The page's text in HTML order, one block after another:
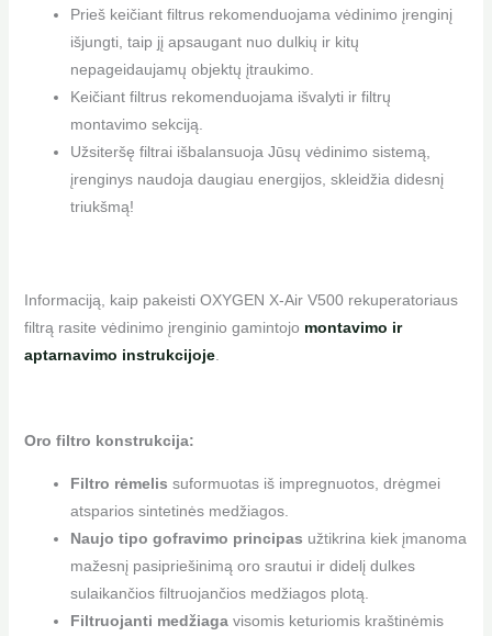
Prieš keičiant filtrus rekomenduojama vėdinimo įrenginį
išjungti, taip jį apsaugant nuo dulkių ir kitų
nepageidaujamų objektų įtraukimo.
Keičiant filtrus rekomenduojama išvalyti ir filtrų
montavimo sekciją.
Užsiteršę filtrai išbalansuoja Jūsų vėdinimo sistemą,
įrenginys naudoja daugiau energijos, skleidžia didesnį
triukšmą!
Informaciją, kaip pakeisti OXYGEN X-Air V500 rekuperatoriaus
filtrą rasite vėdinimo įrenginio gamintojo montavimo ir
aptarnavimo instrukcijoje.
Oro filtro konstrukcija:
Filtro rėmelis suformuotas iš impregnuotos, drėgmei
atsparios sintetinės medžiagos.
Naujo tipo gofravimo principas užtikrina kiek įmanoma
mažesnį pasipriešinimą oro srautui ir didelį dulkes
sulaikančios filtruojančios medžiagos plotą.
Filtruojanti medžiagavisomis keturiomis kraštinėmis